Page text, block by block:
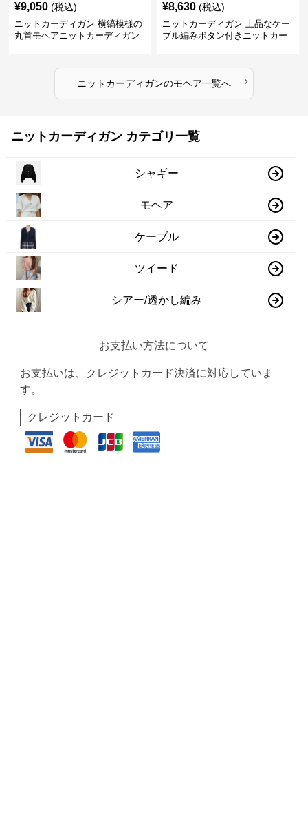
¥9,050 (税込)
ニットカーディガン 横縞模様の
丸首モヘアニットカーディガン
¥8,630 (税込)
ニットカーディガン 上品なケー
ブル編みボタン付きニットカー
ニットカーディガンのモヘア一覧へ ›
ニットカーディガン カテゴリ一覧
シャギー
モヘア
ケーブル
ツイード
シアー/透かし編み
お支払い方法について
お支払いは、クレジットカード決済に対応していま
す。
クレジットカード